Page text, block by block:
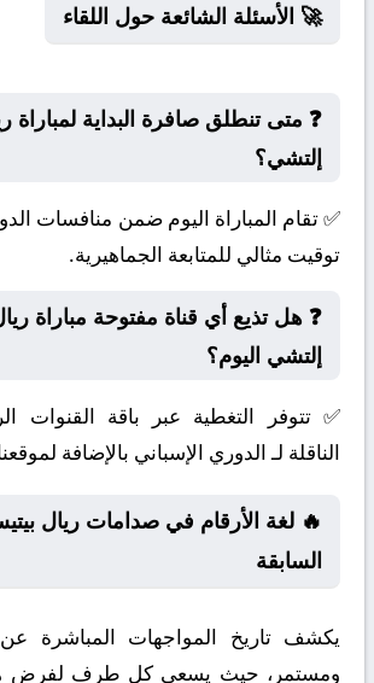
🚀 الأسئلة الشائعة حول اللقاء
❓ متى تنطلق صافرة البداية لمباراة
إلتشي؟
✅ تقام المباراة اليوم ضمن منافسات
توقيت مثالي للمتابعة الجماهيرية.
❓ هل تذيع أي قناة مفتوحة مباراة
إلتشي اليوم؟
✅ تتوفر التغطية عبر باقة القنوات
الناقلة لـ الدوري الإسباني بالإضافة
🔥 لغة الأرقام في صدامات ريال
السابقة
يكشف تاريخ المواجهات
ومستمر، حيث يسعى كل طرف لفرض